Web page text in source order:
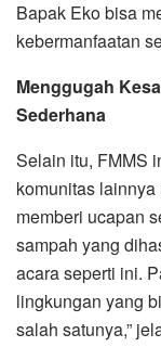
Bapak Eko bisa
kebermanfaatan
Menggugah
Sederhana
Selain itu, FMMS
komunitas
memberi ucapan
sampah yang
acara seperti ini.
lingkungan yang
salah satunya,”